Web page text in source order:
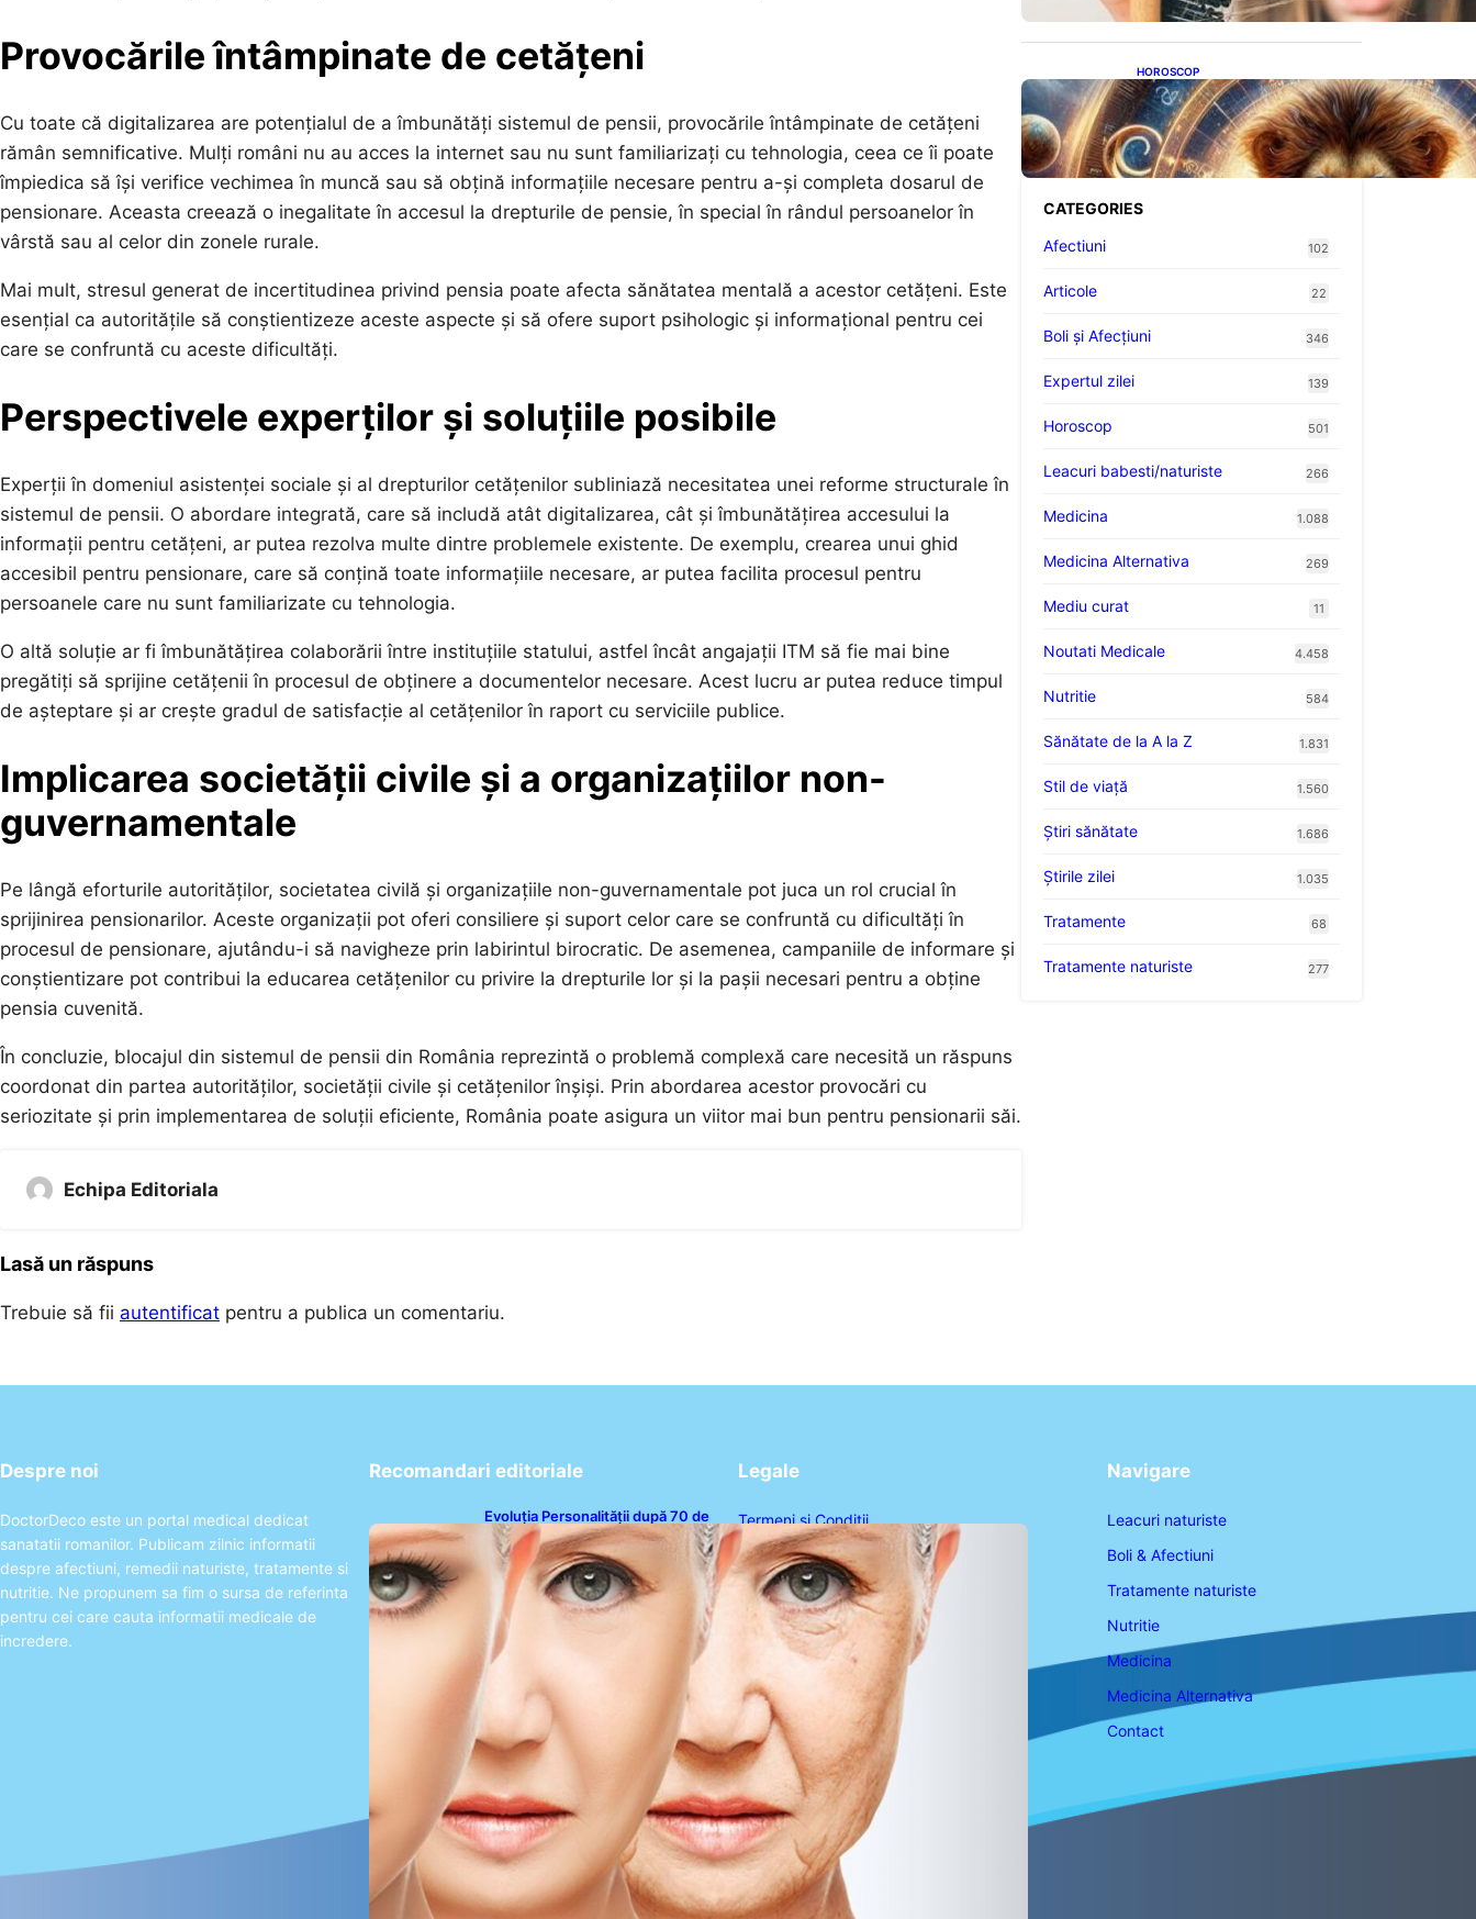
Provocările întâmpinate de cetățeni
Cu toate că digitalizarea are potențialul de a îmbunătăți sistemul de pensii, provocările întâmpinate de cetățeni
rămân semnificative. Mulți români nu au acces la internet sau nu sunt familiarizați cu tehnologia, ceea ce îi poate
împiedica să își verifice vechimea în muncă sau să obțină informațiile necesare pentru a-și completa dosarul de
pensionare. Aceasta creează o inegalitate în accesul la drepturile de pensie, în special în rândul persoanelor în
vârstă sau al celor din zonele rurale.
Mai mult, stresul generat de incertitudinea privind pensia poate afecta sănătatea mentală a acestor cetățeni. Este
esențial ca autoritățile să conștientizeze aceste aspecte și să ofere suport psihologic și informațional pentru cei
care se confruntă cu aceste dificultăți.
Perspectivele experților și soluțiile posibile
Experții în domeniul asistenței sociale și al drepturilor cetățenilor subliniază necesitatea unei reforme structurale în
sistemul de pensii. O abordare integrată, care să includă atât digitalizarea, cât și îmbunătățirea accesului la
informații pentru cetățeni, ar putea rezolva multe dintre problemele existente. De exemplu, crearea unui ghid
accesibil pentru pensionare, care să conțină toate informațiile necesare, ar putea facilita procesul pentru
persoanele care nu sunt familiarizate cu tehnologia.
O altă soluție ar fi îmbunătățirea colaborării între instituțiile statului, astfel încât angajații ITM să fie mai bine
pregătiți să sprijine cetățenii în procesul de obținere a documentelor necesare. Acest lucru ar putea reduce timpul
de așteptare și ar crește gradul de satisfacție al cetățenilor în raport cu serviciile publice.
Implicarea societății civile și a organizațiilor non-
guvernamentale
Pe lângă eforturile autorităților, societatea civilă și organizațiile non-guvernamentale pot juca un rol crucial în
sprijinirea pensionarilor. Aceste organizații pot oferi consiliere și suport celor care se confruntă cu dificultăți în
procesul de pensionare, ajutându-i să navigheze prin labirintul birocratic. De asemenea, campaniile de informare și
conștientizare pot contribui la educarea cetățenilor cu privire la drepturile lor și la pașii necesari pentru a obține
pensia cuvenită.
În concluzie, blocajul din sistemul de pensii din România reprezintă o problemă complexă care necesită un răspuns
coordonat din partea autorităților, societății civile și cetățenilor înșiși. Prin abordarea acestor provocări cu
seriozitate și prin implementarea de soluții eficiente, România poate asigura un viitor mai bun pentru pensionarii săi.
Echipa Editoriala
Lasă un răspuns
Trebuie să fii autentificat pentru a publica un comentariu.
HOROSCOP
Portalul Leului 8/8:
Oportunități de Abundență
pentru Cinci Zodii în 2026
CATEGORIES
Afectiuni
102
Articole 22
Boli și Afecțiuni 346
Expertul zilei 139
Horoscop 501
Leacuri babesti/naturiste 266
Medicina 1.088
Medicina Alternativa 269
Mediu curat 11
Noutati Medicale 4.458
Nutritie 584
Sănătate de la A la Z 1.831
Stil de viaţă 1.560
Ştiri sănătate 1.686
Știrile zilei 1.035
Tratamente 68
Tratamente naturiste 277
Despre noi
DoctorDeco este un portal medical dedicat
sanatatii romanilor. Publicam zilnic informatii
despre afectiuni, remedii naturiste, tratamente si
nutritie. Ne propunem sa fim o sursa de referinta
pentru cei care cauta informatii medicale de
incredere.
Recomandari editoriale
Evoluția Personalității după 70 de
Ani: Ce Revelații Ne Oferă Studiile
Psihologice
Legale
Termeni și Condiții
Politica de Confidențialitate
Politica de Cookies
Disclaimer
Navigare
Leacuri naturiste
Boli & Afectiuni
Tratamente naturiste
Nutritie
Medicina
Medicina Alternativa
Contact